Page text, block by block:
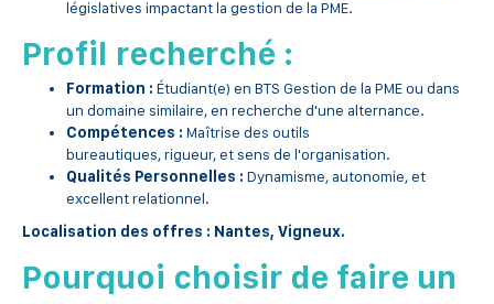
législatives impactant la gestion de la PME.
Profil recherché :
Formation : Étudiant(e) en BTS Gestion de la PME ou dans
un domaine similaire, en recherche d'une alternance.
Compétences : Maîtrise des outils
bureautiques, rigueur, et sens de l'organisation.
Qualités Personnelles : Dynamisme, autonomie, et
excellent relationnel.
Localisation des offres : Nantes, Vigneux.
Pourquoi choisir de faire un